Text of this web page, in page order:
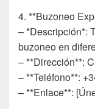
4. **Buzoneo
– *Descripción*:
buzoneo en
– **Dirección**:
– **Teléfono**:
– **Enlace**: